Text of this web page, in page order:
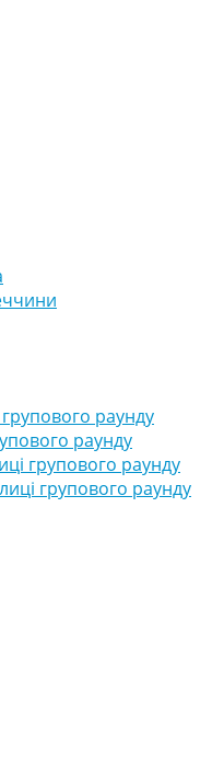
раунду
раунду
групового раунду
групового раунду